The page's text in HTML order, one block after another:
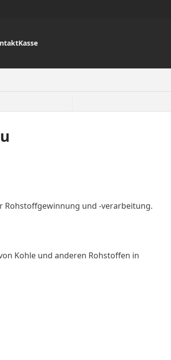
Kasse
Rohstoffgewinnung und -verarbeitung.
Kohle und anderen Rohstoffen in